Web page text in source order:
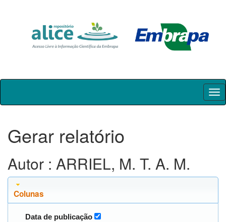
Skip
Gerar relatório
Autor : ARRIEL, M. T. A. M.
Colunas
Data de publicação